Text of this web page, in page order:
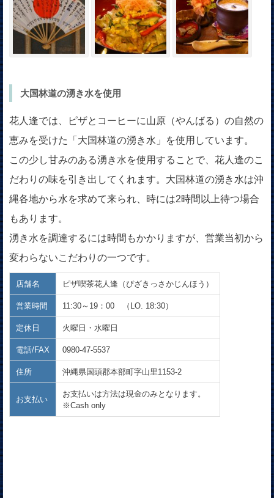
大国林道の湧き水を使用
花人逢では、ピザとコーヒーに山原（やんばる）の自然の
恵みを受けた「大国林道の湧き水」を使用しています。
この少し甘みのある湧き水を使用することで、花人逢のこ
だわりの味を引き出してくれます。大国林道の湧き水は沖
縄各地から水を求めて来られ、時には2時間以上待つ場合
もあります。
湧き水を調達するには時間もかかりますが、営業当初から
変わらないこだわりの一つです。
店舗名 ピザ喫茶花人逢（ぴざきっさかじんほう）
営業時間 11:30～19：00 （LO. 18:30）
定休日 火曜日・水曜日
電話/FAX 0980-47-5537
住所 沖縄県国頭郡本部町字山里1153-2
お支払い
お支払いは方法は現金のみとなります。
※Cash only